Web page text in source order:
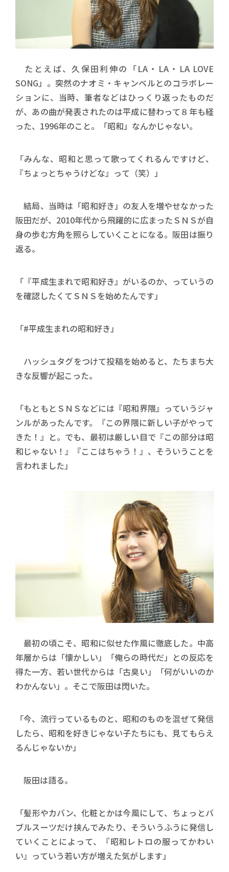
たとえば、久保田利伸の「LA・LA・LA LOVE
SONG」。突然のナオミ・キャンベルとのコラボレー
ションに、当時、筆者などはひっくり返ったものだ
が、あの曲が発表されたのは平成に替わって８年も経
った、1996年のこと。「昭和」なんかじゃない。
「みんな、昭和と思って歌ってくれるんですけど、
『ちょっとちゃうけどな』って（笑）」
結局、当時は「昭和好き」の友人を増やせなかった
阪田だが、2010年代から飛躍的に広まったＳＮＳが自
身の歩む方角を照らしていくことになる。阪田は振り
返る。
「『平成生まれで昭和好き』がいるのか、っていうの
を確認したくてＳＮＳを始めたんです」
「#平成生まれの昭和好き」
ハッシュタグをつけて投稿を始めると、たちまち大
きな反響が起こった。
「もともとＳＮＳなどには『昭和界隈』っていうジャ
ンルがあったんです。『この界隈に新しい子がやって
きた！』と。でも、最初は厳しい目で『この部分は昭
和じゃない！』『ここはちゃう！』、そういうことを
言われました」
最初の頃こそ、昭和に似せた作風に徹底した。中高
年層からは「懐かしい」「俺らの時代だ」との反応を
得た一方、若い世代からは「古臭い」「何がいいのか
わかんない」。そこで阪田は閃いた。
「今、流行っているものと、昭和のものを混ぜて発信
したら、昭和を好きじゃない子たちにも、見てもらえ
るんじゃないか」
阪田は語る。
「髪形やカバン、化粧とかは今風にして、ちょっとバ
ブルスーツだけ挟んでみたり、そういうふうに発信し
ていくことによって、『昭和レトロの服ってかわい
い』っていう若い方が増えた気がします」